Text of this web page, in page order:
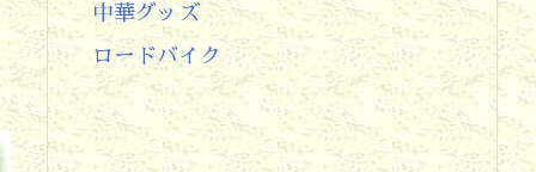
中華グッズ
ロードバイク